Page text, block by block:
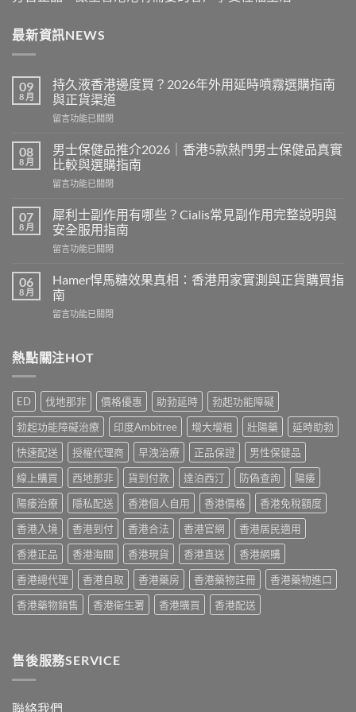
最新資訊NEWS
09
8 月
持久液香港邊度買？2026年外用延時噴霧選購指南
與正貨渠道
在
久
液
香
港
度
買？
2026
年
用
延
噴
購
與
正
貨
渠
道〉
中
留言功能已關閉
08
8 月
男士保健品推介2026｜香港5款熱門男士保健品真實
比較與選購指南
在
士
保
健
品
介
2026
｜
香
款
男
士
保
健
品
真
實
比
較
與
選
購
指
南〉
中
留言功能已關閉
07
8 月
犀利士副作用有哪些？Cialis常見副作用完整說明與
安全服用指南
在
利
士
副
作
哪
常
見
副
作
用
完
整
說
明
與
安
全
服
用
指
南〉
中
留言功能已關閉
06
8 月
Hamer悍馬糖效果真相：香港用家實測與正貨購買指
南
在
馬
糖
果
真
相：
香
港
用
家
實
測
與
正
貨
購
買
指
南〉
中
留言功能已關閉
熱點關注HOT
ED 伐地那非 價格優惠 助勃延時
勃起功能障礙
勃起功能障礙治療
印度Ambitree 增大增粗 壯陽藥
延時助勃
快速配送
授權代理商 早洩治療 正品保證
男性保健品
線上購買
西地那非 貨到付款 達泊西汀 防偽查詢
陽痿
陽痿治療
隱私配送 香港個人自用 香港價格
香港免稅額度
香港入境
香港到付 香港合法 香港官網
香港居民適用
香港正品
香港海關 香港現貨 香港直送
香港網購
香港總代理
香港自取 香港藥房 香港藥物註冊
香港藥物進口
香港藥物銷售
香港衛生署 香港購買 香港配送
售後服務SERVICE
聯絡我們